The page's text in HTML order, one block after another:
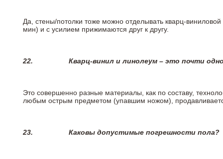
Да, стены/потолки тоже можно отделывать кварц-
мин) и с усилием прижимаются друг к другу.
22. Кварц-винил и линолеум – это почти
Это совершенно разные материалы, как по составу,
любым острым предметом (упавшим ножом),
23. Каковы допустимые погрешности пола?